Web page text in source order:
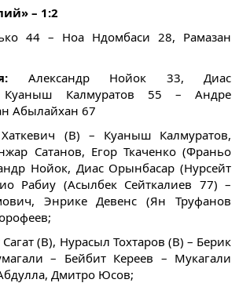
– 1:2
44 – Ноа Ндомбаси 28, Рамазан
Александр Нойок 33, Диас
Калмуратов 55 – Андре
Абылайхан​ 67
(В) – Куаныш Калмуратов,
Сатанов, Егор Ткаченко (Франьо
Нойок, Диас Орынбасар (Нурсейт
Рабиу (Асылбек Сейткалиев 77) –
Энрике Девенс (Ян Труфанов
(В), Нурасыл Тохтаров (В) – Берик
– Бейбит Кереев – Мукагали
Дмитро Юсов;